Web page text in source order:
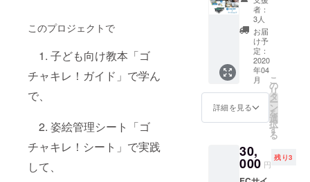
このプロジェクトで
1. 子ども向け教本「ゴ
チャキレ！ガイド」で学ん
で、
2. 姿絵管理シート「ゴ
チャキレ！シート」で実践
して、
ト：
42cm×
32cm
厚さ
1cm 底
面用
シー
ト：
42cm×
32cm
白、グ
レー、
オー
ダーメ
イドで
加工済
みの完
成品を
お届け
しま
す。
オー
受け付
けま
す。
チャキ
レ！
シー
ト」を
実際に
作って
いる光
景をご
覧いた
だけま
す。も
のづく
きな方
には、
わくわ
者：
3人
お届
け予
定：
2020
年04
月
詳細を見る
こ
の
リ
タ
ー
ン
を
選
択
す
る
30,
000 円
残り3